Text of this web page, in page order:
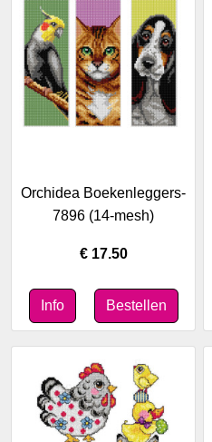
Orchidea Boekenleggers-
7896 (14-mesh)
€ 17.50